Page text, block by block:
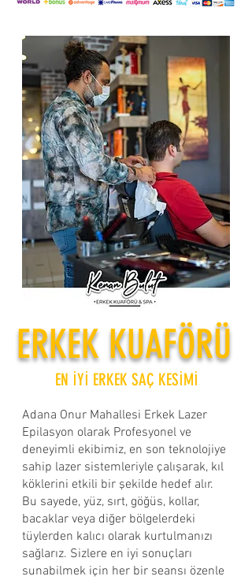
ERKEK KUAFÖRÜ
EN İYİ ERKEK SAÇ KESİMİ
Adana Onur Mahallesi Erkek Lazer
Epilasyon olarak Profesyonel ve
deneyimli ekibimiz, en son teknolojiye
sahip lazer sistemleriyle çalışarak, kıl
köklerini etkili bir şekilde hedef alır.
Bu sayede, yüz, sırt, göğüs, kollar,
bacaklar veya diğer bölgelerdeki
tüylerden kalıcı olarak kurtulmanızı
sağlarız. Sizlere en iyi sonuçları
sunabilmek için her bir seansı özenle